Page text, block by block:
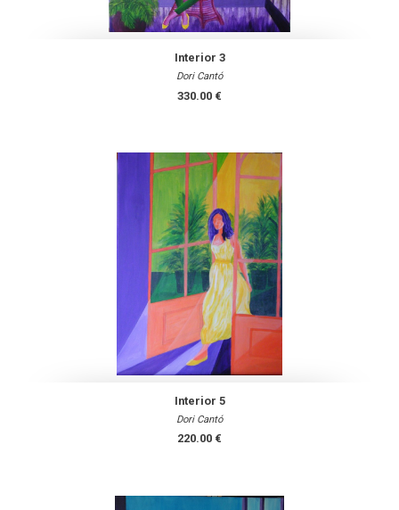
Interior 3
Dori Cantó
330.00 €
Interior 5
Dori Cantó
220.00 €